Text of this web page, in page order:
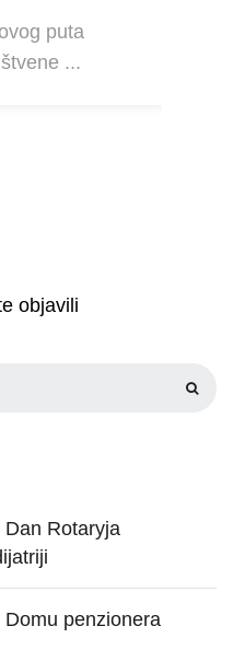
puta
...
objavili
Rotaryja
penzionera